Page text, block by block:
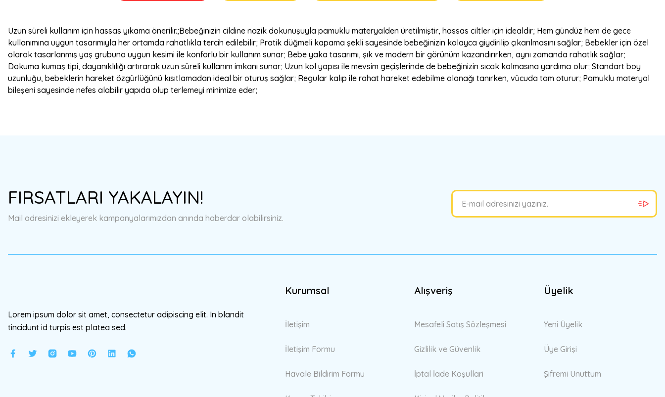
Uzun süreli kullanım için hassas yıkama önerilir.;Bebeğinizin cildine nazik dokunuşuyla pamuklu materyalden üretilmiştir, hassas ciltler için idealdir; Hem gündüz hem de gece
kullanımına uygun tasarımıyla her ortamda rahatlıkla tercih edilebilir; Pratik düğmeli kapama şekli sayesinde bebeğinizin kolayca giydirilip çıkarılmasını sağlar; Bebekler için özel
olarak tasarlanmış yaş grubuna uygun kesimi ile konforlu bir kullanım sunar; Bebe yaka tasarımı, şık ve modern bir görünüm kazandırırken, aynı zamanda rahatlık sağlar;
Dokuma kumaş tipi, dayanıklılığı artırarak uzun süreli kullanım imkanı sunar; Uzun kol yapısı ile mevsim geçişlerinde de bebeğinizin sıcak kalmasına yardımcı olur; Standart boy
uzunluğu, bebeklerin hareket özgürlüğünü kısıtlamadan ideal bir oturuş sağlar; Regular kalıp ile rahat hareket edebilme olanağı tanırken, vücuda tam oturur; Pamuklu materyal
bileşeni sayesinde nefes alabilir yapıda olup terlemeyi minimize eder;
Ürün açıklamasında eksik bilgiler bulunuyor.
Ürün fiyatı diğer sitelerden daha pahalı.
FIRSATLARI YAKALAYIN!
Mail adresinizi ekleyerek kampanyalarımızdan anında haberdar olabilirsiniz.
Lorem ipsum dolor sit amet, consectetur adipiscing elit. In blandit
tincidunt id turpis est platea sed.
Kurumsal
İletişim
İletişim Formu
Havale Bildirim Formu
Alışveriş
Mesafeli Satış Sözleşmesi
Gizlilik ve Güvenlik
İptal İade Koşullari
Üyelik
Yeni Üyelik
Üye Girişi
Şifremi Unuttum